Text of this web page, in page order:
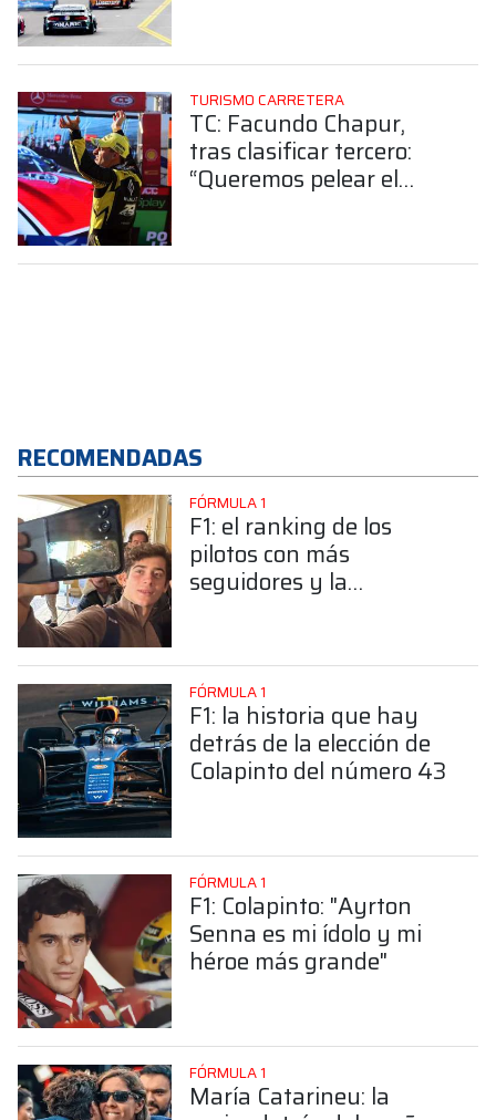
TURISMO CARRETERA
TC: Facundo Chapur,
tras clasificar tercero:
“Queremos pelear el
RECOMENDADAS
FÓRMULA 1
F1: el ranking de los
pilotos con más
seguidores y la
FÓRMULA 1
F1: la historia que hay
detrás de la elección de
Colapinto del número 43
FÓRMULA 1
F1: Colapinto: "Ayrton
Senna es mi ídolo y mi
héroe más grande"
FÓRMULA 1
María Catarineu: la